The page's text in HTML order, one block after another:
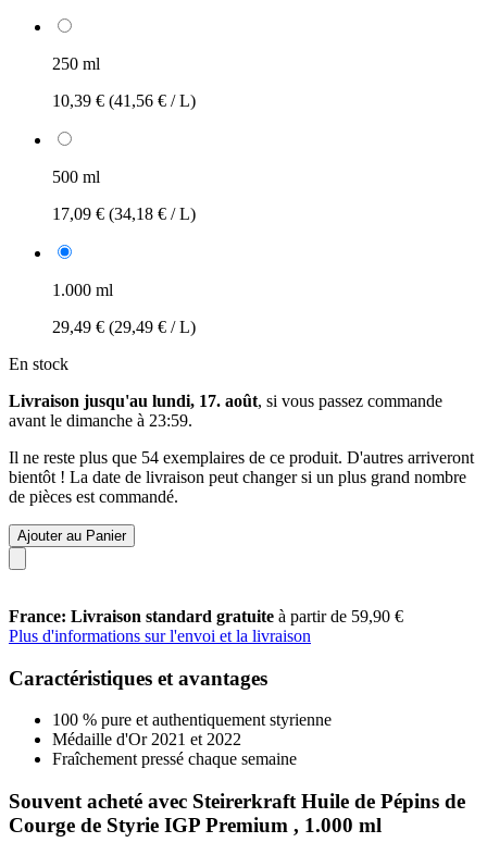
250 ml
10,39 € (41,56 € / L)
500 ml
17,09 € (34,18 € / L)
1.000 ml
29,49 € (29,49 € / L)
En stock
Livraison jusqu'au lundi, 17. août, si vous passez commande
avant le dimanche à 23:59.
Il ne reste plus que 54 exemplaires de ce produit. D'autres arriveront
bientôt ! La date de livraison peut changer si un plus grand nombre
de pièces est commandé.
Ajouter au Panier
France: Livraison standard gratuite à partir de 59,90 €
Plus d'informations sur l'envoi et la livraison
Caractéristiques et avantages
100 % pure et authentiquement styrienne
Médaille d'Or 2021 et 2022
Fraîchement pressé chaque semaine
Souvent acheté avec Steirerkraft Huile de Pépins de
Courge de Styrie IGP Premium , 1.000 ml